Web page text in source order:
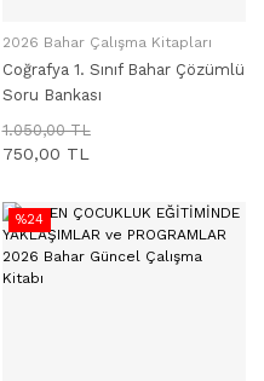
SEPETE EKLE
2026 Bahar Çalışma Kitapları
Coğrafya 1. Sınıf Bahar Çözümlü
Soru Bankası
1.050,00 TL
750,00 TL
%24